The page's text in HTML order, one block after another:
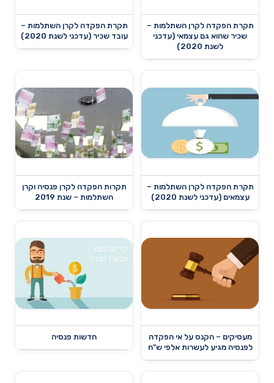
תקרת הפקדה לקרן השתלמות –
שכיר שהוא גם עצמאי (עדכני
לשנת 2020)
תקרת הפקדה לקרן השתלמות –
עובד שכיר (עדכני לשנת 2020)
תקרת הפקדה לקרן השתלמות –
עצמאים (עדכני לשנת 2020)
תקרות הפקדה לקרן פנסיה וקרן
השתלמות – שנת 2019
מעסיקים – הקנס על אי הפקדה
לפנסיה מגיע לעשרות אלפי ש"ח
חדשות פנסיה